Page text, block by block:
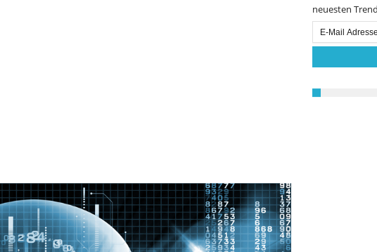
neuesten
Email
Subscription